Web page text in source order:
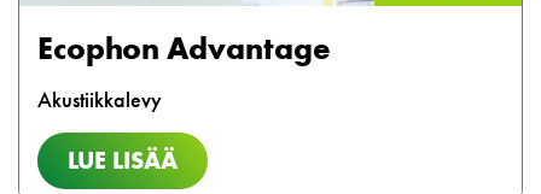
Ecophon Advantage
Akustiikkalevy
LUE LISÄÄ